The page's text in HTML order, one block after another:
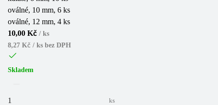
oválné, 10 mm, 6 ks
oválné, 12 mm, 4 ks
10,00 Kč / ks
8,27 Kč / ks bez DPH
Skladem
ks